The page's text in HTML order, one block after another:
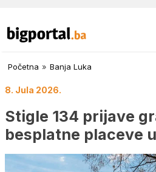
Početna » Banja Luka
8. Jula 2026.
Stigle 134 prijave
besplatne placeve